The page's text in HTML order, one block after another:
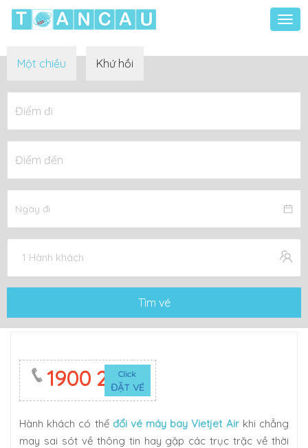
Một chiều Khứ hồi
1 Hành khách
Tìm vé
1900 2623
Click
ĐẶT VÉ
Hành khách có thể đổi vé máy bay Vietjet Airkhi chẳng
may sai sót về thông tin hay gặp các trục trặc về thời